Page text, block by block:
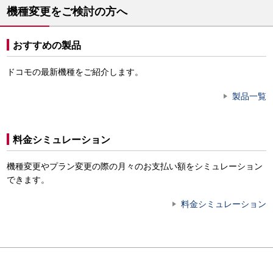
機種変更をご検討の方へ
おすすめの製品
ドコモの最新機種をご紹介します。
製品一覧
料金シミュレーション
機種変更やプラン変更の際の月々のお支払い額をシミュレーション
できます。
料金シミュレーション